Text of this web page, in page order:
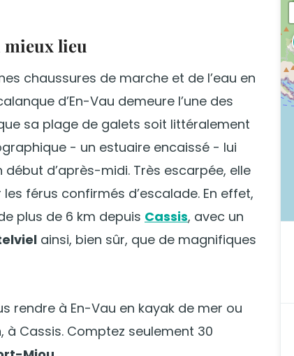
mieux lieu
chaussures de marche et de l’eau en
d’En-Vau demeure l’une des
sa plage de galets soit littéralement
- un estuaire encaissé - lui
d’après-midi. Très escarpée, elle
férus confirmés d’escalade. En effet,
plus de 6 km depuis Cassis, avec un
ainsi, bien sûr, que de magnifiques
rendre à En-Vau en kayak de mer ou
, à Cassis. Comptez seulement 30